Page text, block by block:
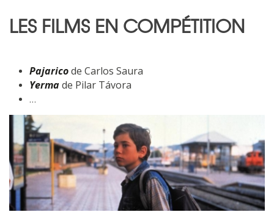
LES FILMS EN COMPÉTITION
Pajaricode Carlos Saura
Yermade Pilar Távora
…